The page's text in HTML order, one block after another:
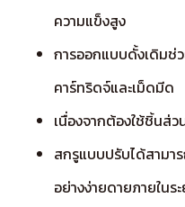
ความแข็งสูง
การออกแบบดั้งเดิมช่
คาร์ทริดจ์และเม็ดมีด
เนื่องจากต้องใช้ชิ้นส่
สกรูแบบปรับได้สามา
อย่างง่ายดายภายในร